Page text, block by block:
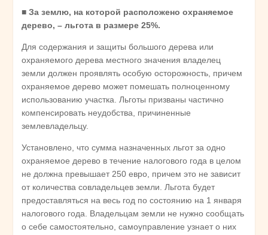
■ За землю, на которой расположено охраняемое
дерево, – льгота в размере 25%.
Для содержания и защиты большого дерева или
охраняемого дерева местного значения владелец
земли должен проявлять особую осторожность, причем
охраняемое дерево может помешать полноценному
использованию участка. Льготы призваны частично
компенсировать неудобства, причиненные
землевладельцу.
Установлено, что сумма назначенных льгот за одно
охраняемое дерево в течение налогового года в целом
не должна превышает 250 евро, причем это не зависит
от количества совладельцев земли. Льгота будет
предоставляться на весь год по состоянию на 1 января
налогового года. Владельцам земли не нужно сообщать
о себе самостоятельно, самоуправление узнает о них